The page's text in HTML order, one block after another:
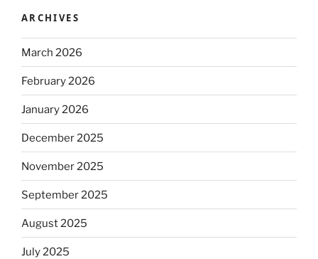
ARCHIVES
March 2026
February 2026
January 2026
December 2025
November 2025
September 2025
August 2025
July 2025